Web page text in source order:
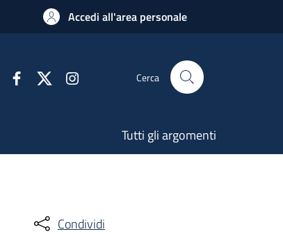
Accedi all'area personale
Cerca
Tutti gli argomenti
Condividi